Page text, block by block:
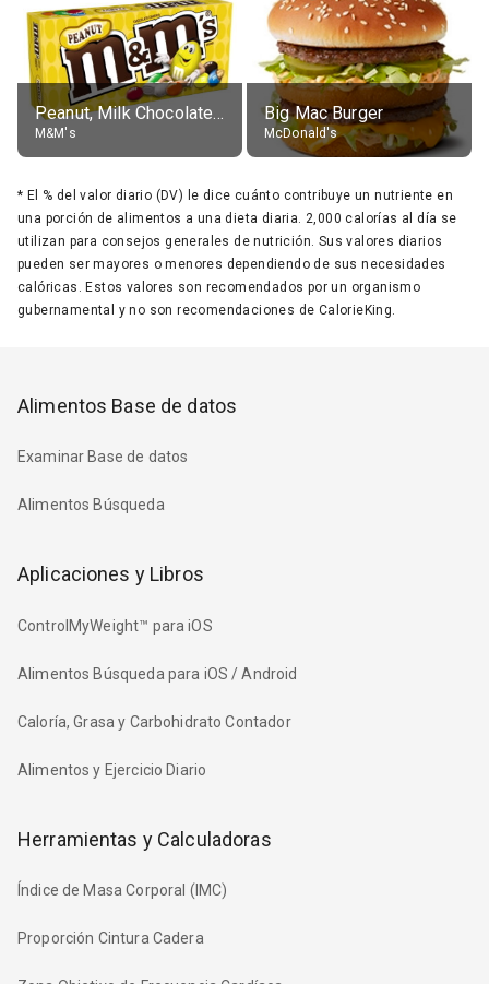
Peanut, Milk Chocolate Candies
M&M's
Big Mac Burger
McDonald's
* El % del valor diario (DV) le dice cuánto contribuye un nutriente en
una porción de alimentos a una dieta diaria. 2,000 calorías al día se
utilizan para consejos generales de nutrición. Sus valores diarios
pueden ser mayores o menores dependiendo de sus necesidades
calóricas. Estos valores son recomendados por un organismo
gubernamental y no son recomendaciones de CalorieKing.
Alimentos Base de datos
Examinar Base de datos
Alimentos Búsqueda
Aplicaciones y Libros
ControlMyWeight™ para iOS
Alimentos Búsqueda para iOS / Android
Caloría, Grasa y Carbohidrato Contador
Alimentos y Ejercicio Diario
Herramientas y Calculadoras
Índice de Masa Corporal (IMC)
Proporción Cintura Cadera